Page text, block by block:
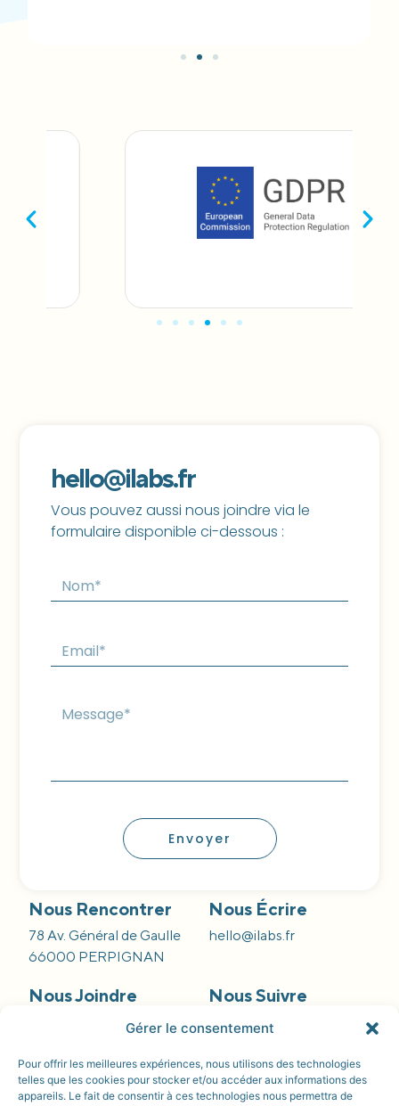
Gérer le consentement
Pour offrir les meilleures expériences, nous utilisons des technologies
telles que les cookies pour stocker et/ou accéder aux informations des
appareils. Le fait de consentir à ces technologies nous permettra de
hello@ilabs.fr
Vous pouvez aussi nous joindre via le
formulaire disponible ci-dessous :
Envoyer
Nous Rencontrer
78 Av. Général de Gaulle
66000 PERPIGNAN
Nous Écrire
hello@ilabs.fr
Nous Joindre Nous Suivre